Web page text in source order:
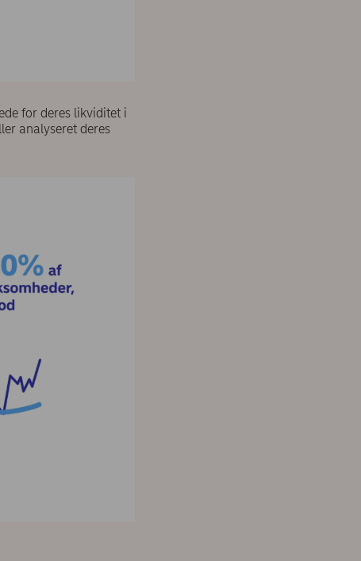
for deres likviditet i
analyseret deres